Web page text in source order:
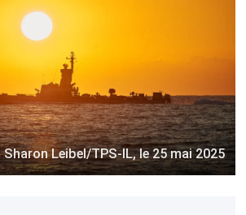
Leibel/TPS-IL, le 25 mai 2025